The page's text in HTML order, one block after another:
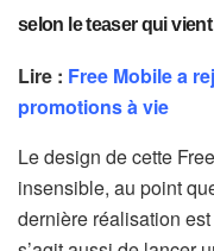
selon le teaser qui vient
Lire : Free Mobile a
promotions à vie
Le design de cette
insensible, au point
dernière réalisation